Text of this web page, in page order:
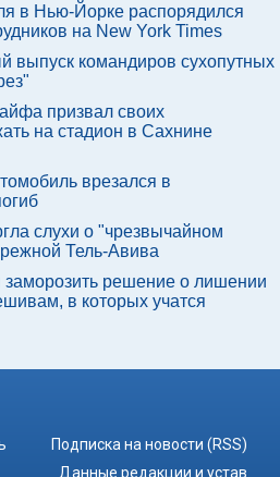
в Нью-Йорке распорядился
на New York Times
выпуск командиров сухопутных
призвал своих
на стадион в Сахнине
врезался в
слухи о "чрезвычайном
Тель-Авива
заморозить решение о лишении
в которых учатся
Подписка на новости (RSS)
Данные редакции и устав